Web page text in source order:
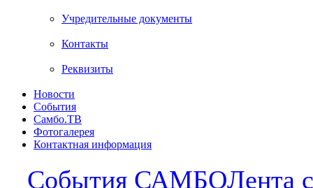
Учредительные документы
Контакты
Реквизиты
Новости
События
Самбо.ТВ
Фотогалерея
Контактная информация
События САМБОЛента